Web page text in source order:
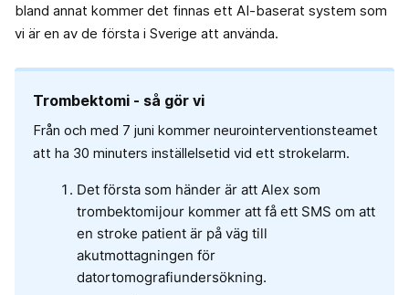
bland annat kommer det finnas ett AI-baserat system som
vi är en av de första i Sverige att använda.
Trombektomi - så gör vi
Från och med 7 juni kommer neurointerventionsteamet
att ha 30 minuters inställelsetid vid ett strokelarm.
Det första som händer är att Alex som
trombektomijour kommer att få ett SMS om att
en stroke patient är på väg till
akutmottagningen för
datortomografiundersökning.